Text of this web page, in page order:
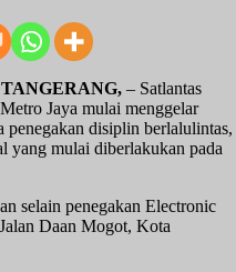
– Satlantas
Jaya mulai menggelar
penegakan disiplin berlalulintas,
yang mulai diberlakukan pada
selain penegakan Electronic
Daan Mogot, Kota